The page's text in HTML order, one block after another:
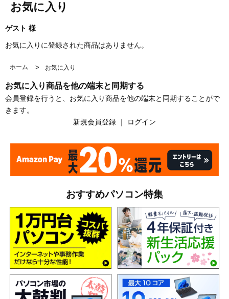
お気に入り
ゲスト 様
お気に入りに登録された商品はありません。
ホーム > お気に入り
お気に入り商品を他の端末と同期する
会員登録を行うと、お気に入り商品を他の端末と同期することがで
きます。
新規会員登録 ｜ ログイン
おすすめパソコン特集